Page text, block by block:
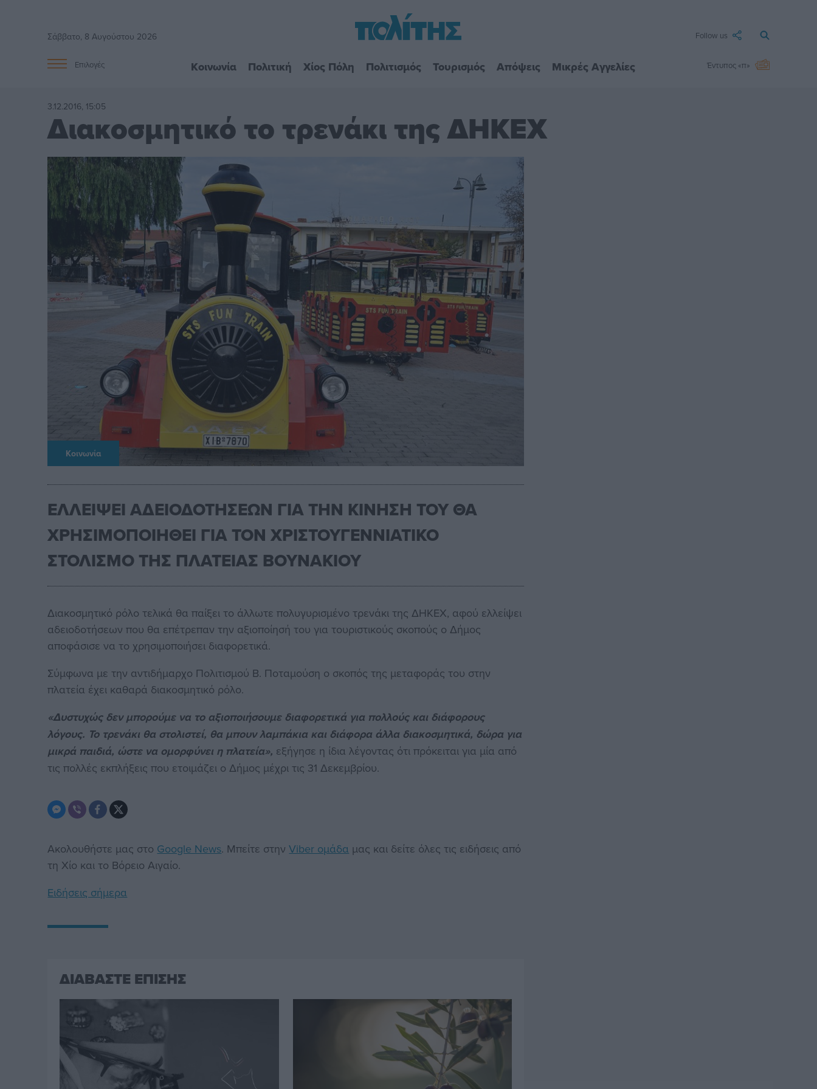
Σάββατο, 8 Αυγούστου 2026 Follow us
Επιλογές Κοινωνία Πολιτική Χίος Πόλη Πολιτισμός Τουρισμός Απόψεις Μικρές Αγγελίες Έντυπος «π»
3.12.2016, 15:05
Διακοσμητικό το τρενάκι της ΔΗΚΕΧ
Κοινωνία
ΕΛΛΕΙΨΕΙ ΑΔΕΙΟΔΟΤΗΣΕΩΝ ΓΙΑ ΤΗΝ ΚΙΝΗΣΗ ΤΟΥ ΘΑ
ΧΡΗΣΙΜΟΠΟΙΗΘΕΙ ΓΙΑ ΤΟΝ ΧΡΙΣΤΟΥΓΕΝΝΙΑΤΙΚΟ
ΣΤΟΛΙΣΜΟ ΤΗΣ ΠΛΑΤΕΙΑΣ ΒΟΥΝΑΚΙΟΥ
Διακοσμητικό ρόλο τελικά θα παίξει το άλλωτε πολυγυρισμένο τρενάκι της ΔΗΚΕΧ, αφού ελλείψει
αδειοδοτήσεων που θα επέτρεπαν την αξιοποίησή του για τουριστικούς σκοπούς ο Δήμος
αποφάσισε να το χρησιμοποιήσει διαφορετικά.
Σύμφωνα με την αντιδήμαρχο Πολιτισμού Β. Ποταμούση ο σκοπός της μεταφοράς του στην
πλατεία έχει καθαρά διακοσμητικό ρόλο.
«Δυστυχώς δεν μπορούμε να το αξιοποιήσουμε διαφορετικά για πολλούς και διάφορους
λόγους. Το τρενάκι θα στολιστεί, θα μπουν λαμπάκια και διάφορα άλλα διακοσμητικά, δώρα για
μικρά παιδιά, ώστε να ομορφύνει η πλατεία», εξήγησε η ίδια λέγοντας ότι πρόκειται για μία από
τις πολλές εκπλήξεις που ετοιμάζει ο Δήμος μέχρι τις 31 Δεκεμβρίου.
Ακολουθήστε μας στο Google News. Μπείτε στηνViber ομάδα μας και δείτε όλες τις ειδήσεις από
τη Χίο και το Βόρειο Αιγαίο.
Ειδήσεις σήμερα
ΔΙΑΒΑΣΤΕ ΕΠΙΣΗΣ